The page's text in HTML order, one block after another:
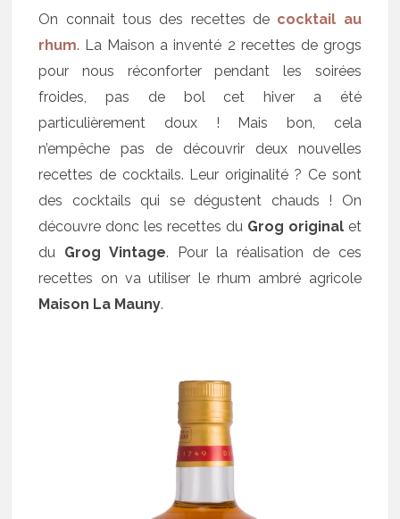
On connait tous des recettes de cocktail au
rhum. La Maison a inventé 2 recettes de grogs
pour nous réconforter pendant les soirées
froides, pas de bol cet hiver a été
particulièrement doux ! Mais bon, cela
n’empêche pas de découvrir deux nouvelles
recettes de cocktails. Leur originalité ? Ce sont
des cocktails qui se dégustent chauds ! On
découvre donc les recettes du Grog originalet
du Grog Vintage. Pour la réalisation de ces
recettes on va utiliser le rhum ambré agricole
Maison La Mauny.